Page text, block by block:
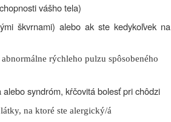
vášho tela)
škvrnami) alebo ak ste kedykoľvek na
rýchleho pulzu spôsobeného
syndróm, kŕčovitá bolesť pri chôdzi
na ktoré ste alergický/á